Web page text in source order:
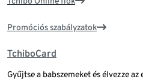
Promóciós szabályzatok
TchiboCard
Gyűjtse a babszemeket és élvezze